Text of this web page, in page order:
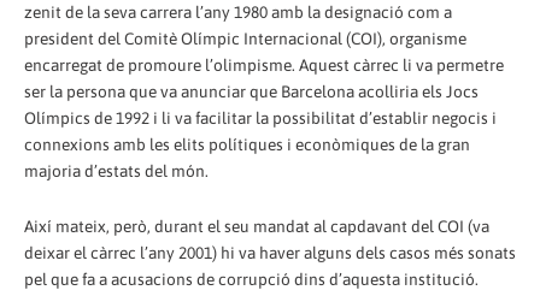
zenit de la seva carrera l’any 1980 amb la designació com a
president del Comitè Olímpic Internacional (COI), organisme
encarregat de promoure l’olimpisme. Aquest càrrec li va permetre
ser la persona que va anunciar que Barcelona acolliria els Jocs
Olímpics de 1992 i li va facilitar la possibilitat d’establir negocis i
connexions amb les elits polítiques i econòmiques de la gran
majoria d’estats del món.
Així mateix, però, durant el seu mandat al capdavant del COI (va
deixar el càrrec l’any 2001) hi va haver alguns dels casos més sonats
pel que fa a acusacions de corrupció dins d’aquesta institució.